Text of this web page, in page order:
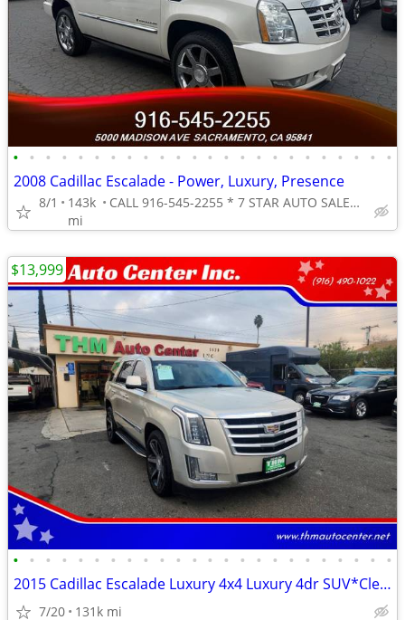
• • • • • • • • • • • • • • • • • • • • • • • •
2008 Cadillac Escalade - Power, Luxury, Presence
8/1
143k
mi
CALL 916-545-2255 * 7 STAR AUTO SALES // 5000 MADISON AVE
• • • • • • • • • • • • • • • • • • • • • • • •
2015 Cadillac Escalade Luxury 4x4 Luxury 4dr SUV*Clean Title**
7/20 131k mi
$13,999